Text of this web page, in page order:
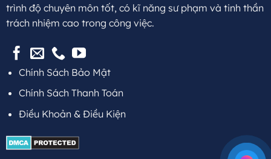
trình độ chuyên môn tốt, có kĩ năng sư phạm và tinh thần
trách nhiệm cao trong công việc.
Chính Sách Bảo Mật
Chính Sách Thanh Toán
Điều Khoản & Điều Kiện